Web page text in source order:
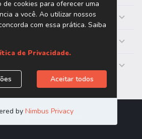
Trabalhe Conosco